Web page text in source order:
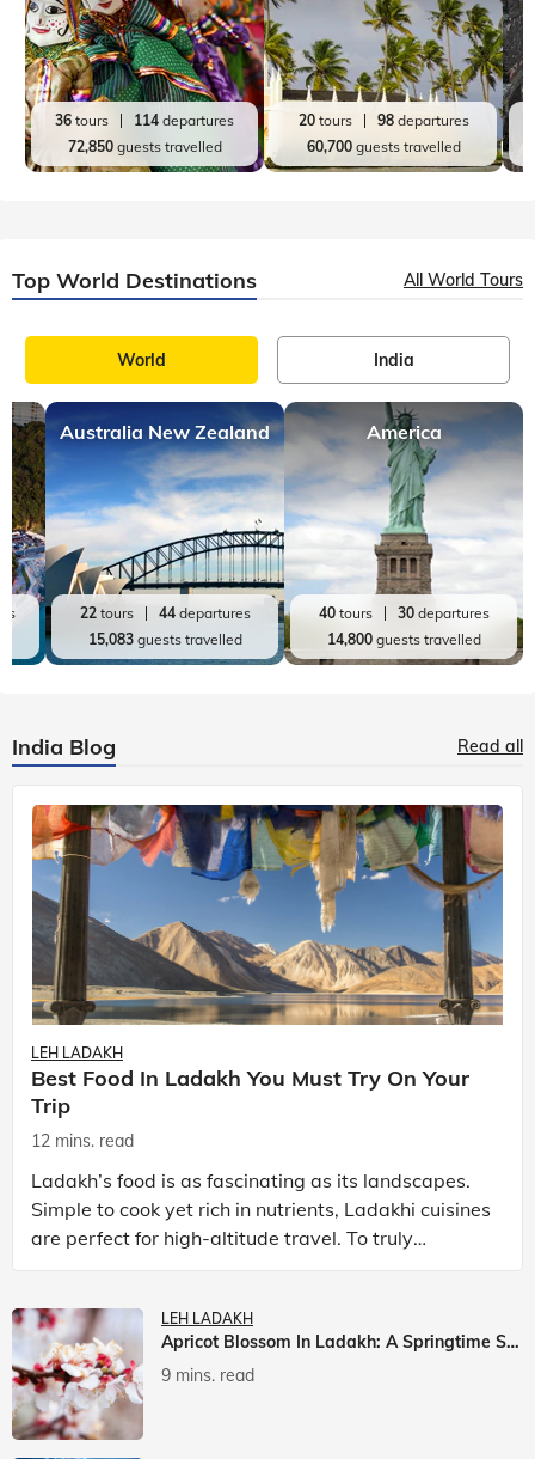
36 tours 114 departures
72,850guests travelled
20tours 98departures
60,700guests travelled
Top World Destinations All World Tours
World India
Australia New Zealand
22tours 44departures
15,083guests travelled
America
40tours 30departures
14,800guests travelled
India Blog Read all
LEH LADAKH
Best Food In Ladakh You Must Try On Your
Trip
12 mins. read
Ladakh’s food is as fascinating as its landscapes.
Simple to cook yet rich in nutrients, Ladakhi cuisines
are perfect for high-altitude travel. To truly
experience Ladakh, exploring its local food is
LEH LADAKH
Apricot Blossom In Ladakh: A Springtime Spectacle
9 mins. read